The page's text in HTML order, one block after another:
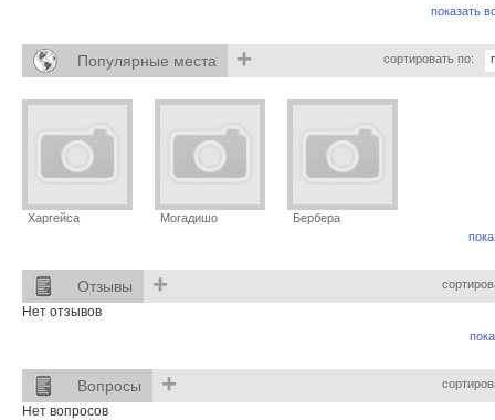
показать
Популярные места + сортировать по:
Харгейса Могадишо
Бербера
Отзывы +
Нет отзывов
Вопросы +
Нет вопросов